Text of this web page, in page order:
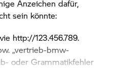
Anzeichen dafür,
sein könnte:
http://123.456.789.
„vertrieb-bmw-
oder Grammatikfehler